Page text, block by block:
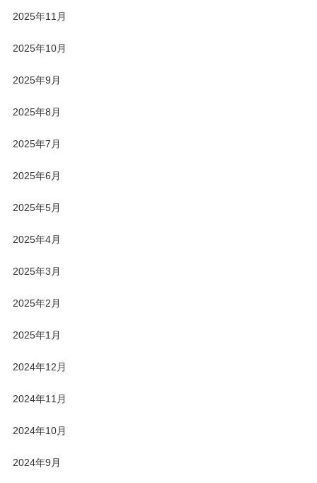
2025年11月
2025年10月
2025年9月
2025年8月
2025年7月
2025年6月
2025年5月
2025年4月
2025年3月
2025年2月
2025年1月
2024年12月
2024年11月
2024年10月
2024年9月